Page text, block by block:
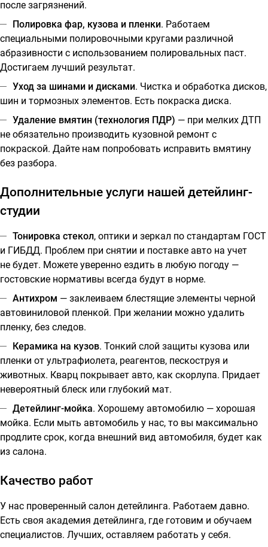
после загрязнений.
Полировка фар, кузова и пленки. Работаем
специальными полировочными кругами различной
абразивности с использованием полировальных паст.
Достигаем лучший результат.
Уход за шинами и дисками. Чистка и обработка дисков,
шин и тормозных элементов. Есть покраска диска.
Удаление вмятин (технология ПДР) — при мелких ДТП
не обязательно производить кузовной ремонт с
покраской. Дайте нам попробовать исправить вмятину
без разбора.
Дополнительные услуги нашей детейлинг-
студии
Тонировка стекол, оптики и зеркал по стандартам ГОСТ
и ГИБДД. Проблем при снятии и поставке авто на учет
не будет. Можете уверенно ездить в любую погоду —
гостовские нормативы всегда будут в норме.
Антихром — заклеиваем блестящие элементы черной
автовиниловой пленкой. При желании можно удалить
пленку, без следов.
Керамика на кузов. Тонкий слой защиты кузова или
пленки от ультрафиолета, реагентов, пескоструя и
животных. Кварц покрывает авто, как скорлупа. Придает
невероятный блеск или глубокий мат.
Детейлинг-мойка. Хорошему автомобилю — хорошая
мойка. Если мыть автомобиль у нас, то вы максимально
продлите срок, когда внешний вид автомобиля, будет как
из салона.
Качество работ
У нас проверенный салон детейлинга. Работаем давно.
Есть своя академия детейлинга, где готовим и обучаем
специалистов. Лучших, оставляем работать у себя.